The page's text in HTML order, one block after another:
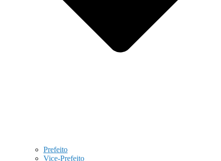
Prefeito
Vice-Prefeito